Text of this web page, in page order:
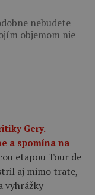
nebudete
objemom nie
Gery.
a spomína na
etapou Tour de
aj mimo trate,
vyhrážky